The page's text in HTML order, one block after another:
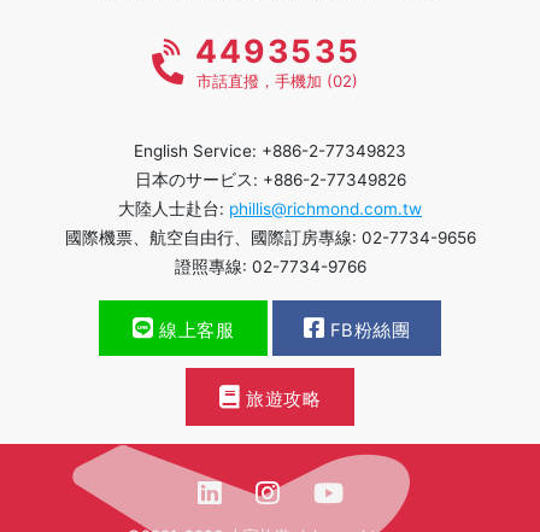
4493535
市話直撥，手機加 (02)
English Service: +886-2-77349823
日本のサービス: +886-2-77349826
大陸人士赴台: phillis@richmond.com.tw
國際機票、航空自由行、國際訂房專線: 02-7734-9656
證照專線: 02-7734-9766
線上客服 FB粉絲團
旅遊攻略